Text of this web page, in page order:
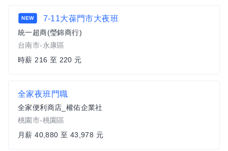
NEW 7-11大葆門市大夜班
統一超商(瑩錦商行)
台南市-永康區
時薪 216 至 220 元
全家夜班門職
全家便利商店_權佑企業社
桃園市-桃園區
月薪 40,880 至 43,978 元